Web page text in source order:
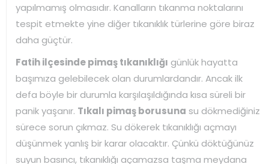
yapılmamış olmasıdır. Kanalların tıkanma noktalarını
tespit etmekte yine diğer tıkanıklık türlerine göre biraz
daha güçtür.
Fatih ilçesinde pimaş tıkanıklığı günlük hayatta
başımıza gelebilecek olan durumlardandır. Ancak ilk
defa böyle bir durumla karşılaşıldığında kısa süreli bir
panik yaşanır. Tıkalı pimaş borusuna su dökmediğiniz
sürece sorun çıkmaz. Su dökerek tıkanıklığı açmayı
düşünmek yanlış bir karar olacaktır. Çünkü döktüğünüz
suyun basıncı, tıkanıklığı açamazsa taşma meydana